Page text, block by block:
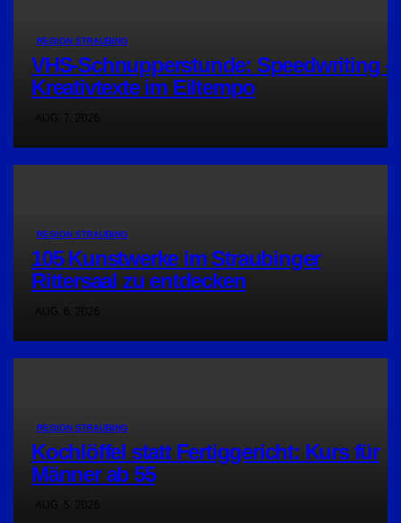
REGION STRAUBING
VHS-Schnupperstunde: Speedwriting –
Kreativtexte im Eiltempo
REGION STRAUBING
105 Kunstwerke im Straubinger
Rittersaal zu entdecken
REGION STRAUBING
Kochlöffel statt Fertiggericht: Kurs für
Männer ab 55